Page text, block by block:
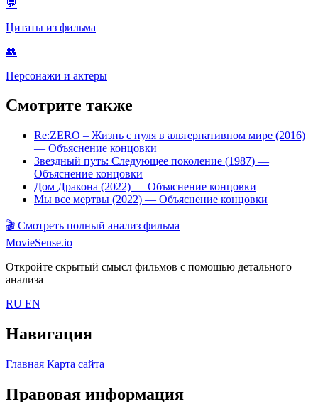
💬
Цитаты из фильма
👥
Персонажи и актеры
Смотрите также
Re:ZERO – Жизнь с нуля в альтернативном мире (2016)
— Объяснение концовки
Звездный путь: Следующее поколение (1987) —
Объяснение концовки
Дом Дракона (2022) — Объяснение концовки
Мы все мертвы (2022) — Объяснение концовки
🎬 Смотреть полный анализ фильма
MovieSense.io
Откройте скрытый смысл фильмов с помощью детального
анализа
RU EN
Навигация
Главная Карта сайта
Правовая информация